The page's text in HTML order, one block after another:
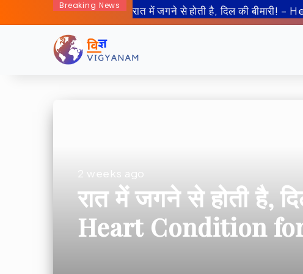
Breaking News
2 weeks ago
रात में जगने से होती है,
Heart Condition